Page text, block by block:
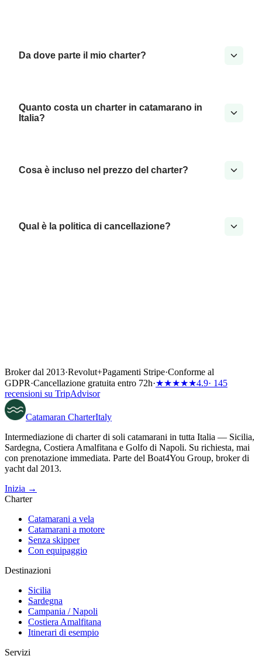
Da dove parte il mio charter?
Quanto costa un charter in catamarano in
Italia?
Cosa è incluso nel prezzo del charter?
Qual è la politica di cancellazione?
Broker dal 2013·Revolut+Pagamenti Stripe·Conforme al
GDPR·Cancellazione gratuita entro 72h·★★★★★4.9· 145
recensioni su TripAdvisor
Catamaran CharterItaly
Intermediazione di charter di soli catamarani in tutta Italia — Sicilia,
Sardegna, Costiera Amalfitana e Golfo di Napoli. Su richiesta, mai
con prenotazione immediata. Parte del Boat4You Group, broker di
yacht dal 2013.
Inizia →
Charter
Catamarani a vela
Catamarani a motore
Senza skipper
Con equipaggio
Destinazioni
Sicilia
Sardegna
Campania / Napoli
Costiera Amalfitana
Itinerari di esempio
Servizi